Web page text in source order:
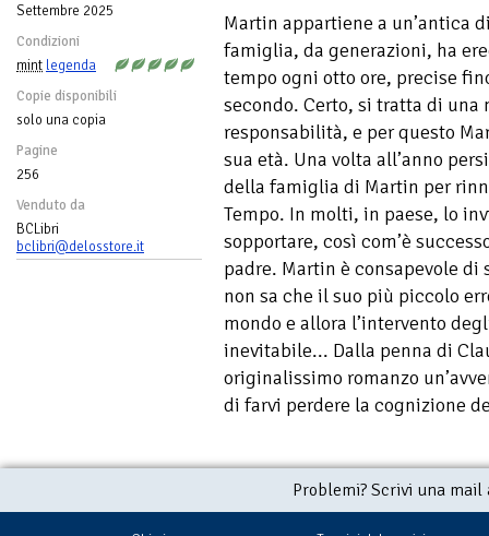
Settembre 2025
Condizioni
mint legenda
Copie disponibili
solo una copia
Pagine
256
Venduto da
BCLibri
bclibri@delosstore.it
Martin appartiene a un’antica
famiglia, da generazioni, ha
tempo ogni otto ore, precise
secondo. Certo, si tratta di
responsabilità, e per questo
sua età. Una volta all’anno
della famiglia di Martin per
Tempo. In molti, in paese, lo
sopportare, così com’è
padre. Martin è consapevole
non sa che il suo più piccolo
mondo e allora l’intervento
inevitabile... Dalla penna di
originalissimo romanzo
di farvi perdere la cognizione
Problemi? Scrivi una